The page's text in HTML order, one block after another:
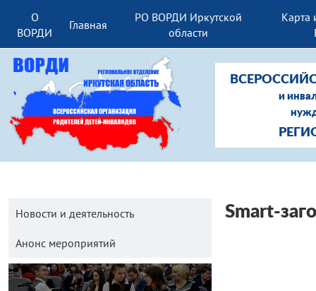
О
ВОРДИ
Главная
РО ВОРДИ Иркутской
области
Карта
и
Новости и деятельность
Анонс мероприятий
Smart-